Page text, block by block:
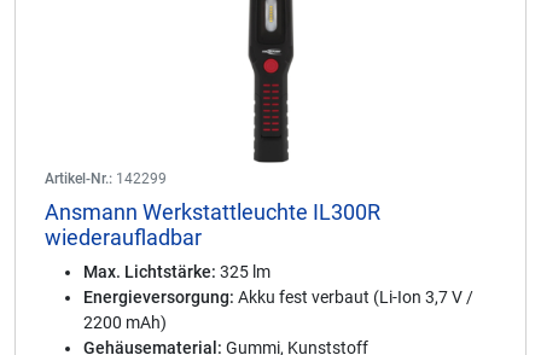
Artikel-Nr.: 142299
Ansmann Werkstattleuchte IL300R
wiederaufladbar
Max. Lichtstärke: 325 lm
Energieversorgung: Akku fest verbaut (Li-Ion 3,7 V /
2200 mAh)
Gehäusematerial: Gummi, Kunststoff